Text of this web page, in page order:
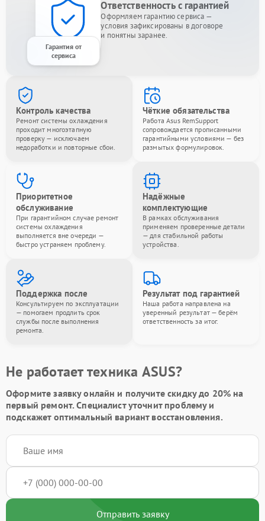
Гарантия от
сервиса
Ответственность с гарантией
Оформляем гарантию сервиса —
условия зафиксированы в договоре
и понятны заранее.
Контроль качества
Ремонт системы охлаждения
проходит многоэтапную
проверку — исключаем
недоработки и повторные сбои.
Чёткие обязательства
Работа Asus RemSupport
сопровождается прописанными
гарантийными условиями — без
размытых формулировок.
Приоритетное
обслуживание
При гарантийном случае ремонт
системы охлаждения
выполняется вне очереди —
быстро устраняем проблему.
Надёжные
комплектующие
В рамках обслуживания
применяем проверенные детали
— для стабильной работы
устройства.
Поддержка после
Консультируем по эксплуатации
— помогаем продлить срок
службы после выполнения
ремонта.
Результат под гарантией
Наша работа направлена на
уверенный результат — берём
ответственность за итог.
Не работает техника ASUS?
Оформите заявку онлайн и получитескидку до 20% на
первый ремонт. Специалист уточнит проблему и
подскажет оптимальный вариант восстановления.
Отправить заявку